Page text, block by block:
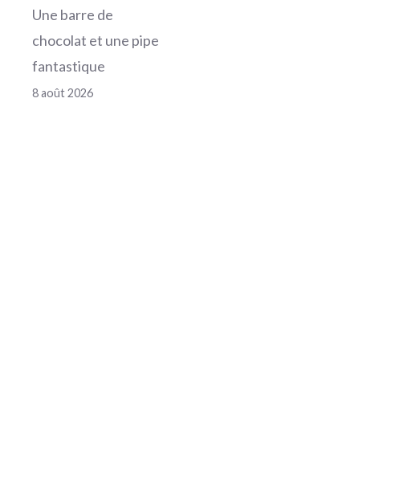
Une barre de
chocolat et une pipe
fantastique
8 août 2026